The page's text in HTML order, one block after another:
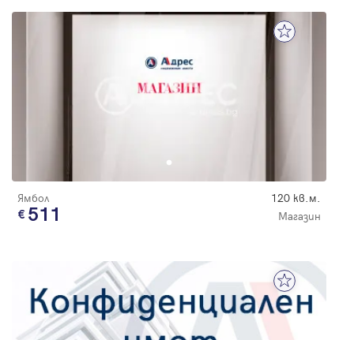
Ямбол 120 кв.м.
511 Магазин